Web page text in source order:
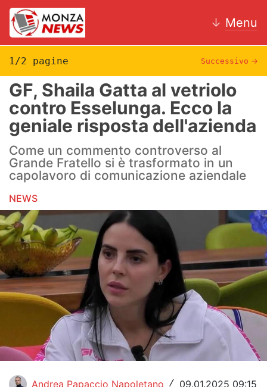
↓ Menu
News
AC Monza
Calcio
Motori
Volley
Hockey
Altri sport
Hockey
Pallanuoto
Pallamano
Altre
1/2 pagine Successivo →
GF, Shaila Gatta al vetriolo
contro Esselunga. Ecco la
geniale risposta dell'azienda
Come un commento controverso al
Grande Fratello si è trasformato in un
capolavoro di comunicazione aziendale
NEWS
Andrea Papaccio Napoletano / 09.01.2025 09:15